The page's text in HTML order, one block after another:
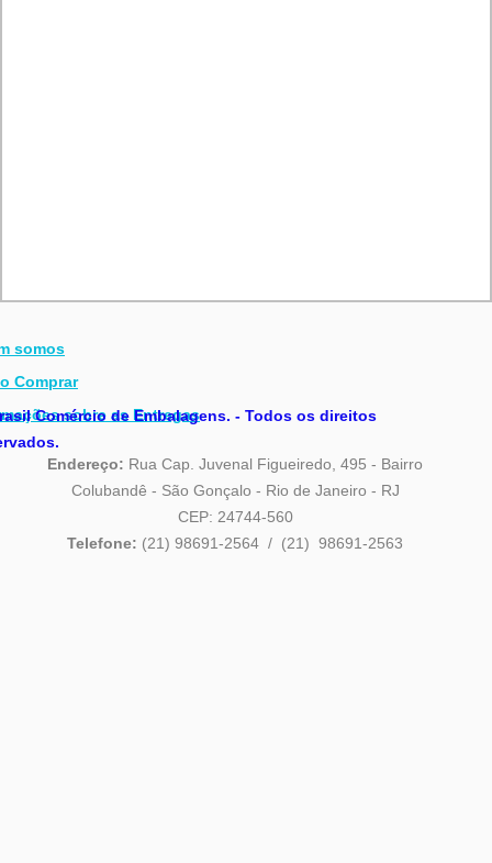
somos
Comprar
sobre as Entregas
Comércio de Embalagens. - Todos os direitos
Endereço: Rua Cap. Juvenal Figueiredo, 495 - Bairro
Colubandê - São Gonçalo - Rio de Janeiro - RJ
CEP: 24744-560
Telefone: (21) 98691-2564 / (21) 98691-2563